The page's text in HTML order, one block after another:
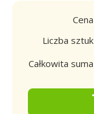
Cena
Liczba sztuk
Całkowita suma